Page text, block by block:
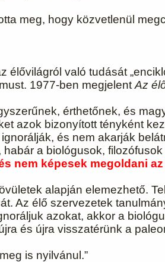
meg, hogy közvetlenül
élővilágról való tudását
1977-ben megjelent Az
érthetőnek, és
azok bizonyított tényként
és nem akarják
a biológusok,
nem képesek megoldani
alapján elemezhető.
Az élő szervezetek
azokat, akkor a
és újra visszatérünk a
is nyilvánul.”